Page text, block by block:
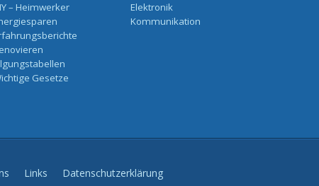
– Heimwerker
Gesetze
Elektronik
Kommunikation
Links Datenschutzerklärung